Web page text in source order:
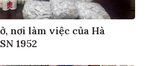
nơi làm việc của Hà
1952